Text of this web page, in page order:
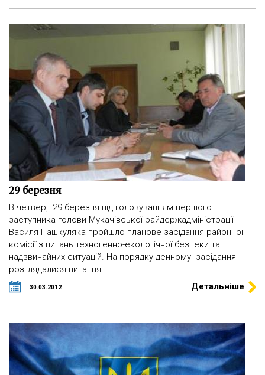
29 березня
В четвер, 29 березня під головуванням першого
заступника голови Мукачівської райдержадміністрації
Василя Пашкуляка пройшло планове засідання районної
комісії з питань техногенно-екологічної безпеки та
надзвичайних ситуацій. На порядку денному засідання
розглядалися питання:
30.03.2012 Детальніше